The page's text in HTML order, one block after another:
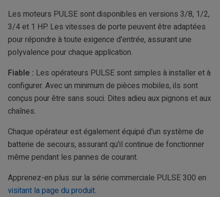
Les moteurs PULSE sont disponibles en versions 3/8, 1/2,
3/4 et 1 HP. Les vitesses de porte peuvent être adaptées
pour répondre à toute exigence d'entrée, assurant une
polyvalence pour chaque application.
Fiable : Les opérateurs PULSE sont simples à installer et à
configurer. Avec un minimum de pièces mobiles, ils sont
conçus pour être sans souci. Dites adieu aux pignons et aux
chaînes.
Chaque opérateur est également équipé d'un système de
batterie de secours, assurant qu'il continue de fonctionner
même pendant les pannes de courant.
Apprenez-en plus sur la série commerciale PULSE 300 en
visitant la page du produit.